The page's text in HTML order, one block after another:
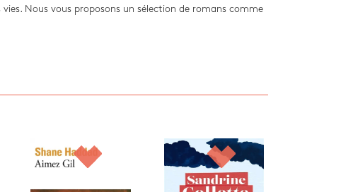
Nous vous proposons un sélection de romans comme